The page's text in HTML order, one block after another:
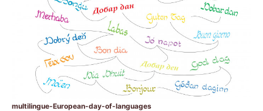
multilingue-European-day-of-languages